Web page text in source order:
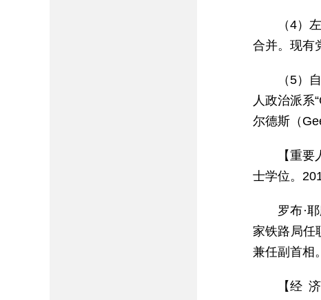
（4）
合并。现有
（5）
人政治派系
尔德斯（
【重
士学位。
罗布·
家铁路局任
兼任副首相
【经